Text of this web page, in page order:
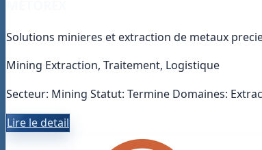
Solutions minieres et extraction de metaux
Mining Extraction, Traitement, Logistique
Secteur: Mining Statut: Termine Domaines:
Lire le detail